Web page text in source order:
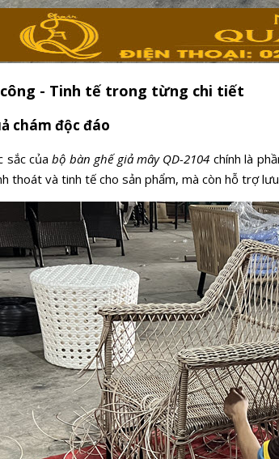
- Tinh tế trong từng chi tiết
chám độc đáo
sắc củabộ bàn ghế giả mây QD-2104 chính là
thoát và tinh tế cho sản phẩm, mà còn hỗ trợ